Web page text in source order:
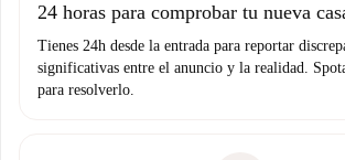
24 horas para comprobar tu nueva
Tienes 24h desde la entrada para reportar
significativas entre el anuncio y la realidad.
para resolverlo.